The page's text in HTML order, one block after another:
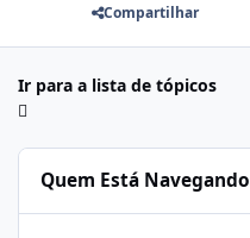
Compartilhar
Ir para a lista de tópicos
Quem Está Navegando